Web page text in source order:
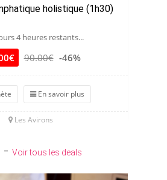
holistique (1h30)
4 heures restants...
90.00€ -46%
En savoir plus
Les Avirons
- Voir tous les deals